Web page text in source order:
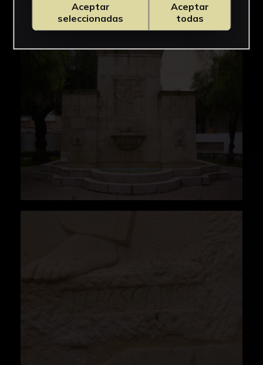
Aceptar
seleccionadas
Aceptar
todas